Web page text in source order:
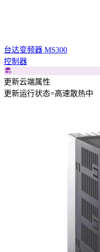
台达变频器 MS300
控制器
更新云端属性
更新运行状态=高速散热中